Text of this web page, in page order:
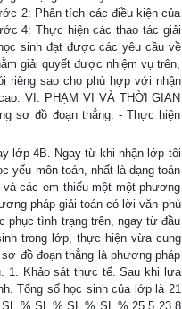
2: Phân tích các điều kiện của
4: Thực hiện các thao tác giải
sinh đạt được các yêu cầu về
giải quyết được nhiệm vụ trên,
riêng sao cho phù hợp với nhận
VI. PHẠM VI VÀ THỜI GIAN
sơ đồ đoạn thẳng. - Thực hiện
lớp 4B. Ngay từ khi nhận lớp tôi
yếu môn toán, nhất là dạng toán
các em thiếu một một phương
pháp giải toán có lời văn phù
phục tình trạng trên, ngay từ đầu
trong lớp, thực hiện vừa cung
đồ đoạn thẳng là phương pháp
1. Khảo sát thực tế. Sau khi lựa
Tổng số học sinh của lớp là 21
% SL % SL % SL % 25 5 23.8